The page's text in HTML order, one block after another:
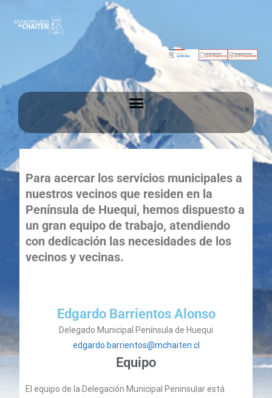
Para acercar los servicios municipales a
nuestros vecinos que residen en la
Península de Huequi, hemos dispuesto a
un gran equipo de trabajo, atendiendo
con dedicación las necesidades de los
vecinos y vecinas.
Edgardo Barrientos Alonso
Delegado Municipal Península de Huequi
edgardo.barrientos@mchaiten.cl
Equipo
El equipo de la Delegación Municipal Peninsular está